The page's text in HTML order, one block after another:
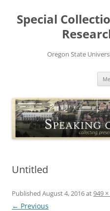
content
Special
Oregon State
Untitled
Published August 4, 2016at949
← Previous